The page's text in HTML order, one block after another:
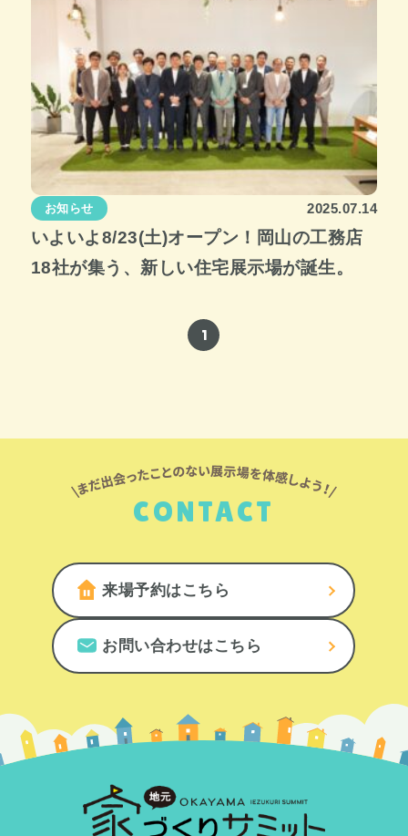
お知らせ 2025.07.14
いよいよ8/23(土)オープン！岡山の工務店
18社が集う、新しい住宅展示場が誕生。
1
CONTACT
来場予約はこちら
お問い合わせはこちら